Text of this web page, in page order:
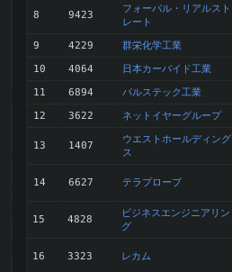
8 9423 フォーバル・リアルスト
レート
9 4229 群栄化学工業
10 4064 日本カーバイド工業
11 6894 パルステック工業
12 3622 ネットイヤーグループ
13 1407 ウエストホールディング
ス
14 6627 テラプローブ
15 4828 ビジネスエンジニアリン
グ
16 3323 レカム